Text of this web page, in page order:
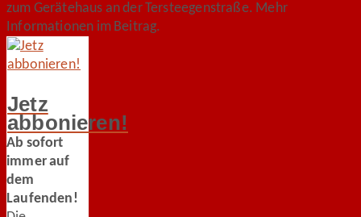
zum Gerätehaus an der Tersteegenstraße. Mehr
Informationen im Beitrag.
Jetz
abbonieren!
Ab sofort
immer auf
dem
Laufenden!